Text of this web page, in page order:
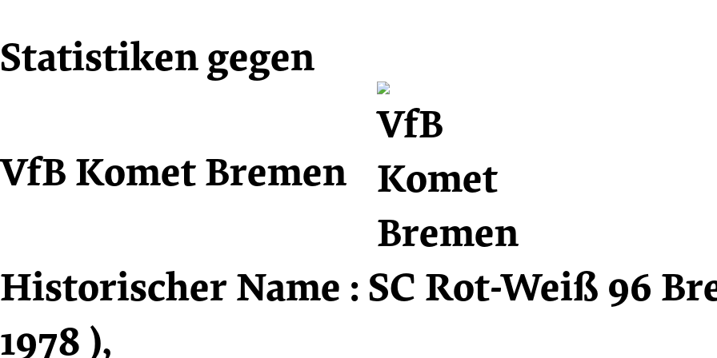
Cookie
Einstellungen
Zum
Inhalt
Cookie
Einstellungen
Statistiken gegen
VfB Komet Bremen
Historischer Name : SC Rot-Weiß 96
1978 ),